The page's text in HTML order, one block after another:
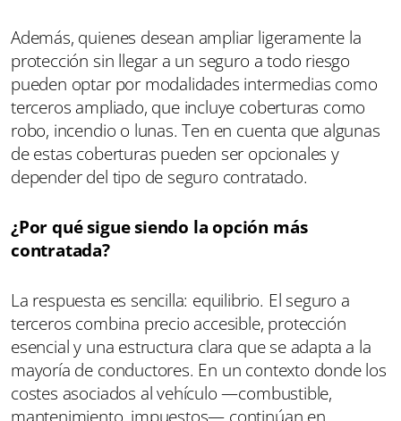
Además, quienes desean ampliar ligeramente la
protección sin llegar a un seguro a todo riesgo
pueden optar por modalidades intermedias como
terceros ampliado, que incluye coberturas como
robo, incendio o lunas. Ten en cuenta que algunas
de estas coberturas pueden ser opcionales y
depender del tipo de seguro contratado.
¿Por qué sigue siendo la opción más
contratada?
La respuesta es sencilla: equilibrio. El seguro a
terceros combina precio accesible, protección
esencial y una estructura clara que se adapta a la
mayoría de conductores. En un contexto donde los
costes asociados al vehículo —combustible,
mantenimiento, impuestos— continúan en